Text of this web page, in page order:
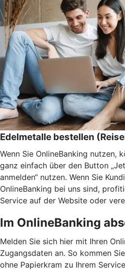
Edelmetalle bestellen
Wenn Sie OnlineBanking nutzen,
ganz einfach über den Button
anmelden“ nutzen. Wenn Sie
OnlineBanking bei uns sind,
Service auf der Website oder
Im OnlineBanking
Melden Sie sich hier mit Ihren
Zugangsdaten an. So kommen
ohne Papierkram zu Ihrem